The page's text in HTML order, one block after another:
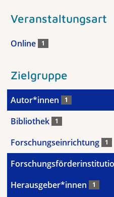
Veranstaltungsart
Online 1
Zielgruppe
Autor*innen 1
Bibliothek 1
Forschungseinrichtung 1
Herausgeber*innen 1